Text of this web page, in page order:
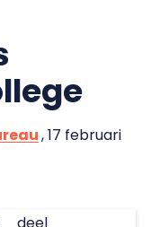
, 17 februari